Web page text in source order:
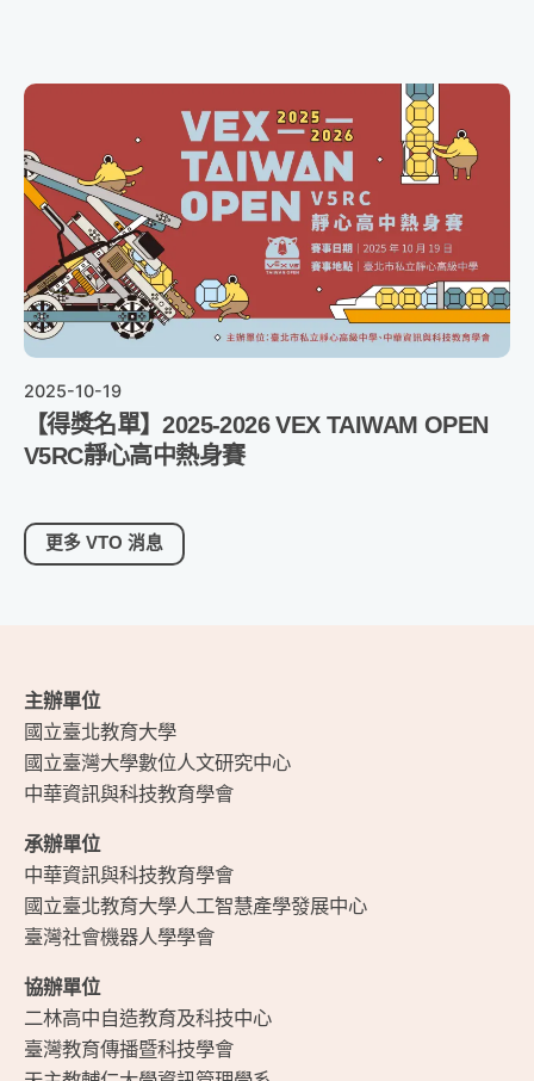
2025-10-19
【得獎名單】2025-2026 VEX TAIWAM OPEN
V5RC靜心高中熱身賽
更多 VTO 消息
主辦單位
國立臺北教育大學
國立臺灣大學數位人文研究中心
中華資訊與科技教育學會
承辦單位
中華資訊與科技教育學會
國立臺北教育大學人工智慧產學發展中心
臺灣社會機器人學學會
協辦單位
二林高中自造教育及科技中心
臺灣教育傳播暨科技學會